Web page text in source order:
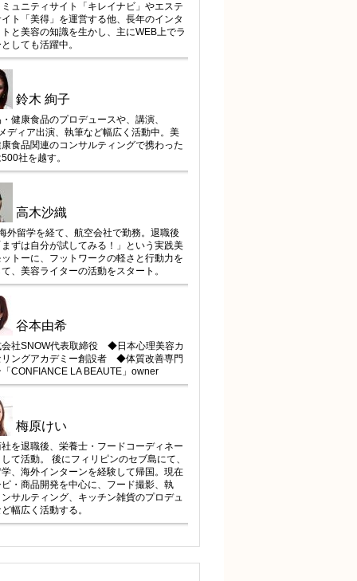
ュニティサイト「キレイナビ」やエステ
ト「美得」を運営する他、長年のインタ
と美容の知識を生かし、主にWEB上でラ
しても活躍中。
鈴木 絢子
健康食品のプロデュースや、講演、
ディア出演、執筆など幅広く活動中。美
食品関連のコンサルティングで携わった
社を越す。
高木沙織
外留学を経て、航空会社で勤務。退職後
ずは自分が試してみる！」という実践美
トーに、フットワークの軽さと行動力を
、美容ライターの活動をスタート。
谷本由希
社SNOW代表取締役 ◆日本心理美容カ
リングアカデミー創設者 ◆体質改善専門
CONFIANCE LA BEAUTE」owner
梅原けい
を退職後、栄養士・フードコーディネー
て活動。 後にフィリピンのセブ島にて、
、海外インターンを経験して帰国。現在
・商品開発を中心に、フード撮影、執
サルティング、キッチン雑貨のプロデュ
幅広く活動する。